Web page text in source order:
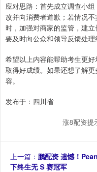
应对思路：首先成立调查小
改并向消费者道歉；若情况
时，加强对商家的监管，建
要及时向公众和领导反馈处理
希望以上内容能帮助考生更
取得好成绩。如果还想了解
容。
发布于：四川省
涨8配资提
上一篇： 鹏配资 遗憾！
下终生无 S 赛冠军